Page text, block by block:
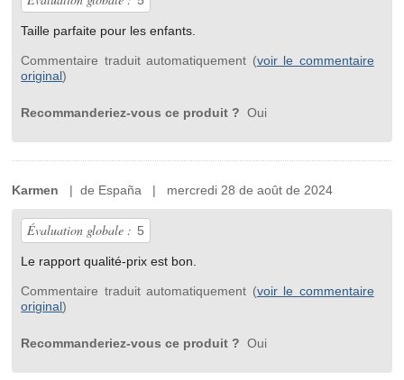
Taille parfaite pour les enfants.
Commentaire traduit automatiquement (voir le commentaire
original)
Recommanderiez-vous ce produit ? Oui
Karmen | de España | mercredi 28 de août de 2024
Évaluation globale : 5
Le rapport qualité-prix est bon.
Commentaire traduit automatiquement (voir le commentaire
original)
Recommanderiez-vous ce produit ? Oui